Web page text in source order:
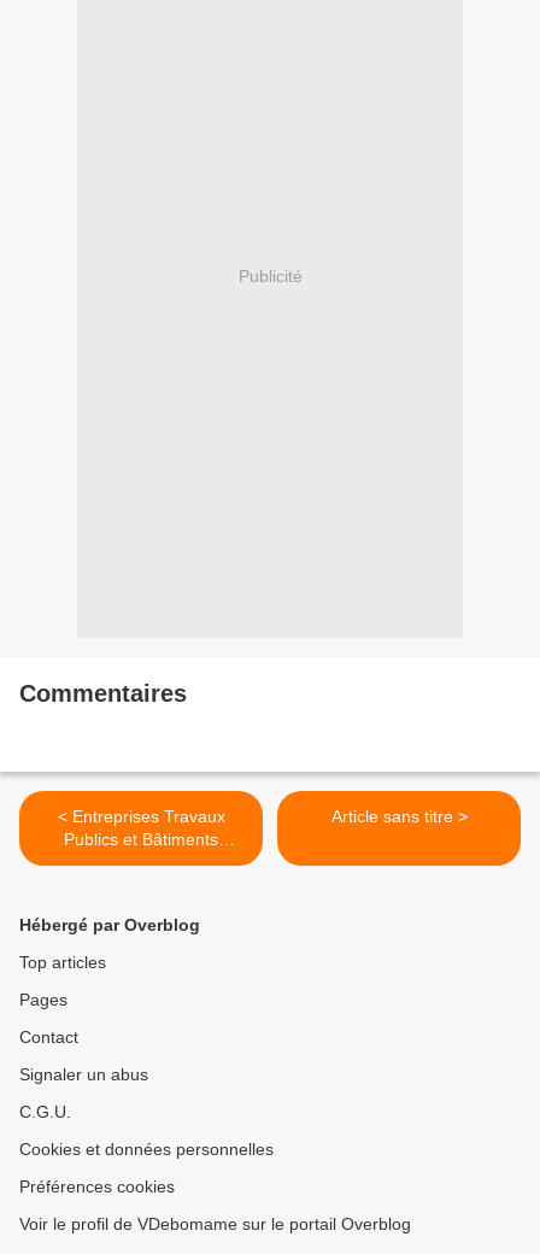
Publicité
Commentaires
< Entreprises Travaux
Publics et Bâtiments
'Gabon'
Article sans titre >
Hébergé par Overblog
Top articles
Pages
Contact
Signaler un abus
C.G.U.
Cookies et données personnelles
Préférences cookies
Voir le profil de VDebomame sur le portail Overblog